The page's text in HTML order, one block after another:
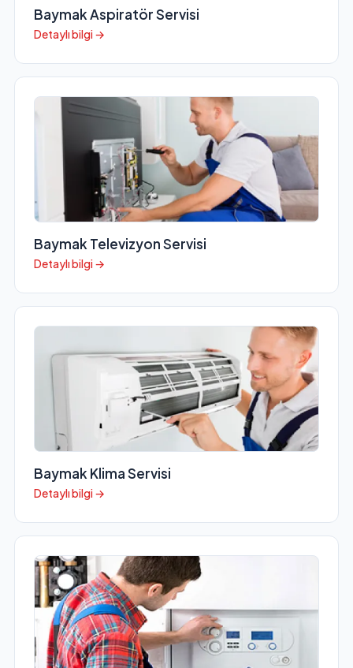
Baymak Aspiratör Servisi
Detaylı bilgi →
Baymak Televizyon Servisi
Detaylı bilgi →
Baymak Klima Servisi
Detaylı bilgi →